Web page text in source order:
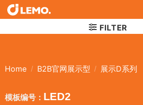
Skip
to
FILTER
Home / B2B官网展示型 / 展示D系列
模板编号： LED2